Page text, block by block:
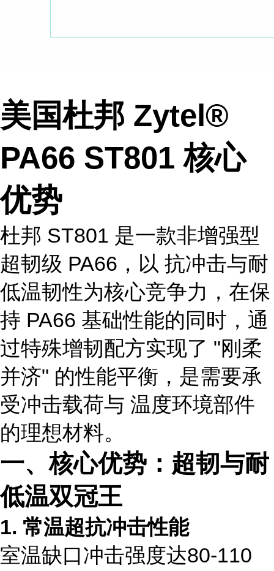
美国杜邦 Zytel®
PA66 ST801 核心
优势
杜邦 ST801 是一款非增强型
超韧级 PA66，以 抗冲击与耐
低温韧性为核心竞争力，在保
持 PA66 基础性能的同时，通
过特殊增韧配方实现了 "刚柔
并济" 的性能平衡，是需要承
受冲击载荷与 温度环境部件
的理想材料。
一、核心优势：超韧与耐
低温双冠王
1. 常温超抗冲击性能
室温缺口冲击强度达80-110